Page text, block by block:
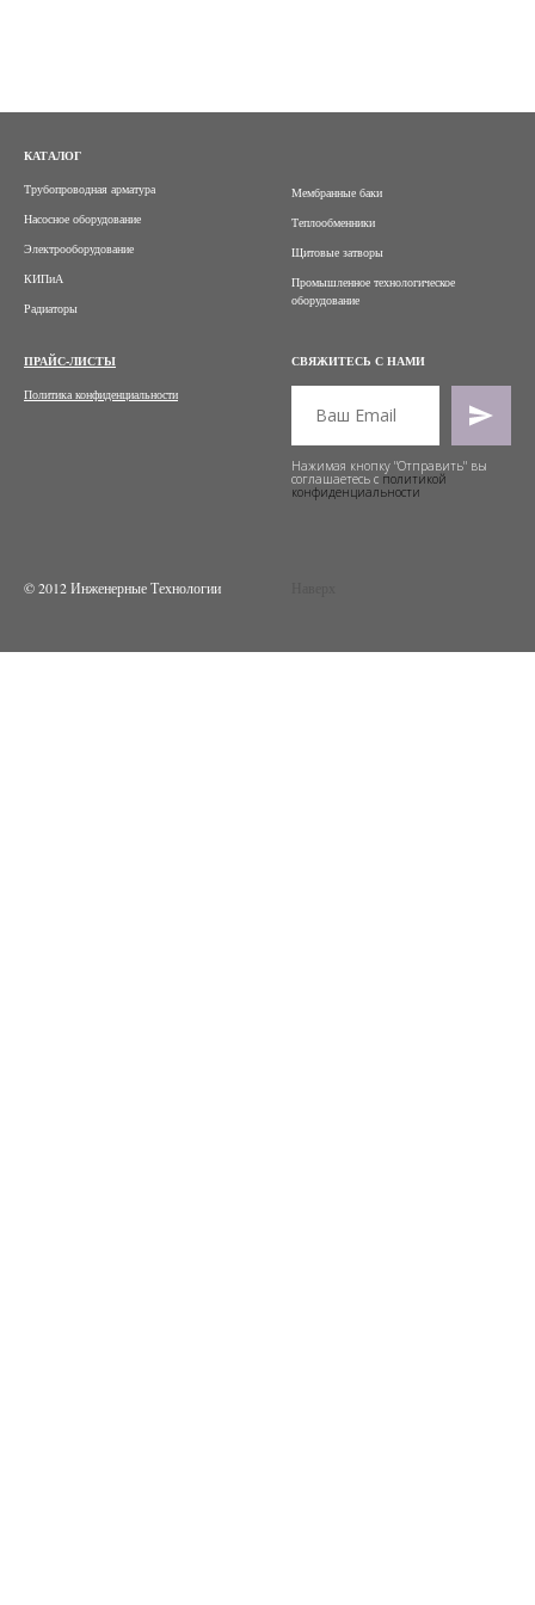
КАТАЛОГ
Трубопроводная арматура
Насосное оборудование
Электрооборудование
КИПиА
Радиаторы
Мембранные баки
Теплообменники
Щитовые затворы
Промышленное технологическое
оборудование
ПРАЙС-ЛИСТЫ
Политика конфиденциальности
СВЯЖИТЕСЬ С НАМИ
Нажимая кнопку "Отправить" вы
соглашаетесь с политикой
конфиденциальности
© 2012 Инженерные Технологии